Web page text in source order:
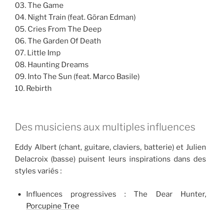
03. The Game
04. Night Train (feat. Göran Edman)
05. Cries From The Deep
06. The Garden Of Death
07. Little Imp
08. Haunting Dreams
09. Into The Sun (feat. Marco Basile)
10. Rebirth
Des musiciens aux multiples influences
Eddy Albert (chant, guitare, claviers, batterie) et Julien
Delacroix (basse) puisent leurs inspirations dans des
styles variés :
Influences progressives : The Dear Hunter,
Porcupine Tree